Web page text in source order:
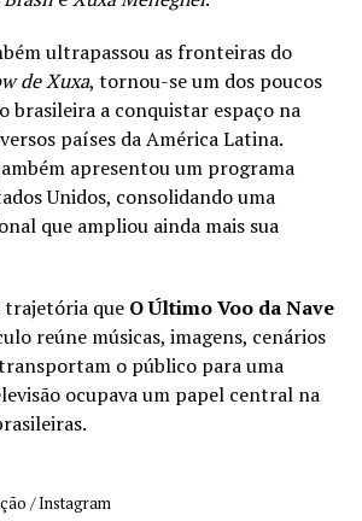
ultrapassou as fronteiras do
de Xuxa, tornou-se um dos poucos
brasileira a conquistar espaço na
países da América Latina.
apresentou um programa
Unidos, consolidando uma
que ampliou ainda mais sua
trajetória que O Último Voo da Nave
reúne músicas, imagens, cenários
o público para uma
ocupava um papel central na
/ Instagram